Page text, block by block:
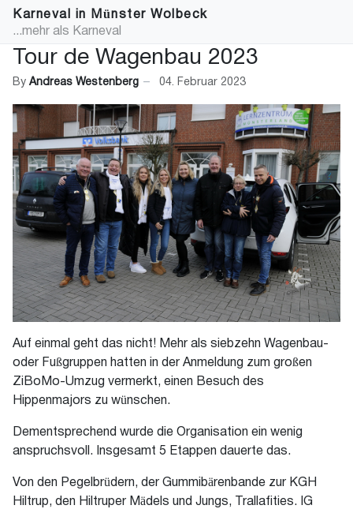
Karneval in Münster Wolbeck
...mehr als Karneval
Tour de Wagenbau 2023
By Andreas Westenberg 04. Februar 2023
Auf einmal geht das nicht! Mehr als siebzehn Wagenbau-
oder Fußgruppen hatten in der Anmeldung zum großen
ZiBoMo-Umzug vermerkt, einen Besuch des
Hippenmajors zu wünschen.
Dementsprechend wurde die Organisation ein wenig
anspruchsvoll. Insgesamt 5 Etappen dauerte das.
Von den Pegelbrüdern, der Gummibärenbande zur KGH
Hiltrup, den Hiltruper Mädels und Jungs, Trallafities. IG